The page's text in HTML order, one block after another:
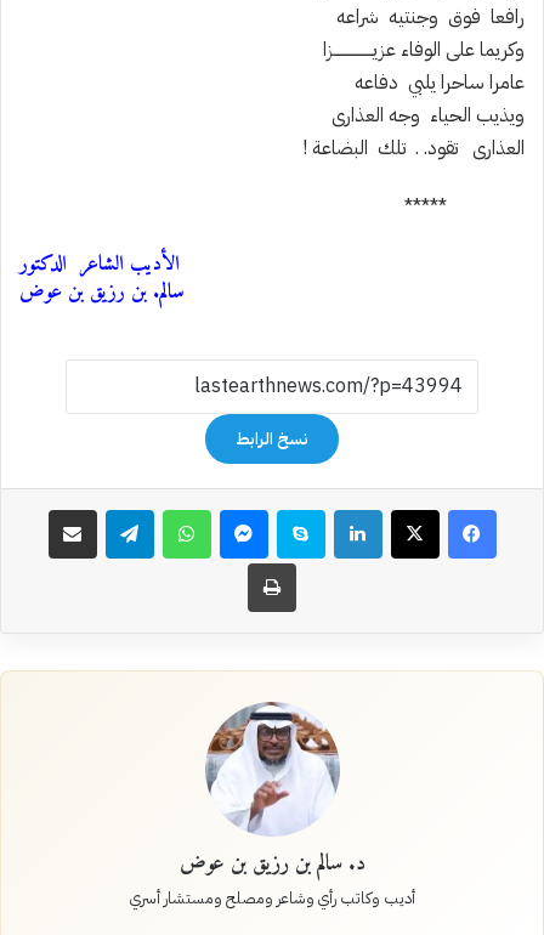
رافعا فوق وجنتيه شراعه
وكريما على الوفاء عزيــــــــــــــــزا
عامرا ساحرا يلبي دفاعه
ويذيب الحياء وجه العذارى
العذارى تقود. . تلك البضاعة !
*****
الأديب الشاعر الدكتور
سالم. بن رزيق بن عوض
نسخ الرابط
فيسبوك‫X لينكدإن سكايب ماسنجر واتساب تيلقرام مشاركة عبر البريد
طباعة
د. سالم بن رزيق بن عوض
أديب وكاتب رأي وشاعر ومصلح ومستشار أسري